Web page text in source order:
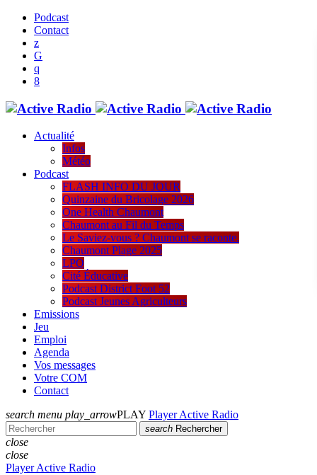
Podcast
Contact
Actualité
Infos
Météo
Podcast
FLASH INFO DU JOUR
Quinzaine du Bricolage 2026
One Health Chaumont
Chaumont au Fil du Temps
Le Saviez-vous ? Chaumont se raconte.
Chaumont Plage 2025
LPO
Cité Éducative
Podcast District Foot 52
Podcast Jeunes Agriculteurs
Emissions
Jeu
Emploi
Agenda
Vos messages
Votre COM
Contact
search menu play_arrowPLAY Player Active Radio
search Rechercher
close
close
Player Active Radio